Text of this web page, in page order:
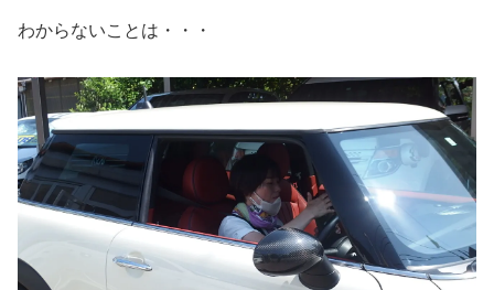
わからないことは・・・